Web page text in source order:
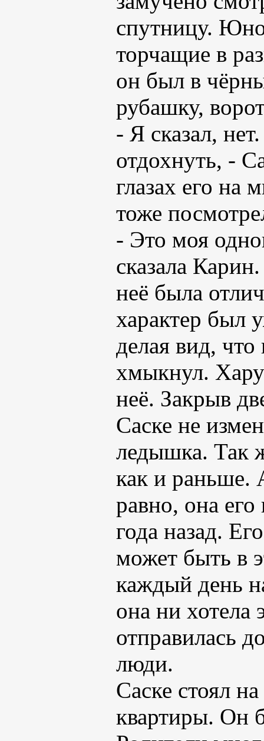
спутницу.
торчащие в
он был в
рубашку,
- Я сказал,
отдохнуть, -
глазах его на
тоже
- Это моя
сказала
неё была
характер был
делая вид,
хмыкнул.
неё. Закрыв
Саске не
ледышка. Так
как и раньше.
равно, она его
года назад.
может быть в
каждый день
она ни хотела
отправилась
люди.
Саске стоял
квартиры. Он